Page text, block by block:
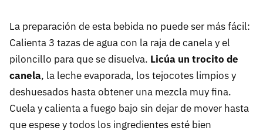
La preparación de esta bebida no puede ser más fácil:
Calienta 3 tazas de agua con la raja de canela y el
piloncillo para que se disuelva. Licúa un trocito de
canela, la leche evaporada, los tejocotes limpios y
deshuesados hasta obtener una mezcla muy fina.
Cuela y calienta a fuego bajo sin dejar de mover hasta
que espese y todos los ingredientes esté bien